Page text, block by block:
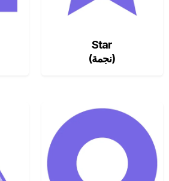
Star
(نجمة)